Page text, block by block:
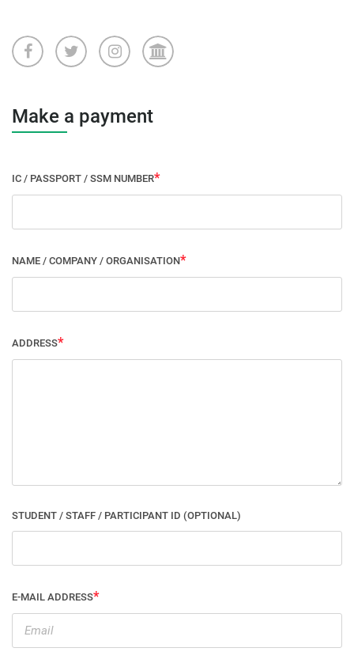
Make a payment
IC / PASSPORT / SSM NUMBER
NAME / COMPANY / ORGANISATION
ADDRESS
STUDENT / STAFF / PARTICIPANT ID (OPTIONAL)
E-MAIL ADDRESS